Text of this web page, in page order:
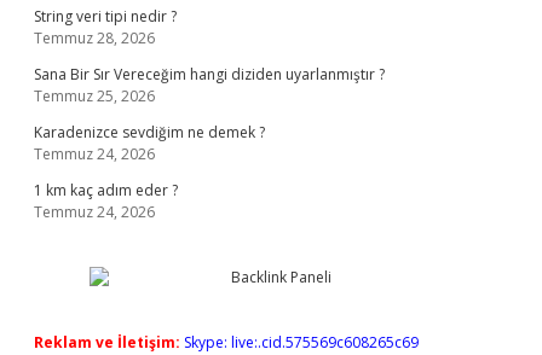
String veri tipi nedir ?
Temmuz 28, 2026
Sana Bir Sır Vereceğim hangi diziden uyarlanmıştır ?
Temmuz 25, 2026
Karadenizce sevdiğim ne demek ?
Temmuz 24, 2026
1 km kaç adım eder ?
Temmuz 24, 2026
Reklam ve İletişim: Skype: live:.cid.575569c608265c69